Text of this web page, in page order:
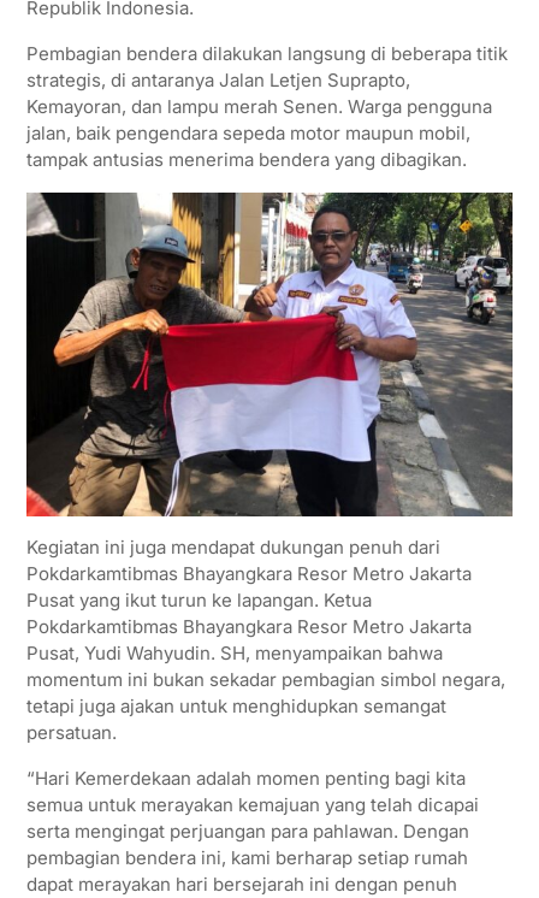
Republik Indonesia.
Pembagian bendera dilakukan langsung di beberapa titik
strategis, di antaranya Jalan Letjen Suprapto,
Kemayoran, dan lampu merah Senen. Warga pengguna
jalan, baik pengendara sepeda motor maupun mobil,
tampak antusias menerima bendera yang dibagikan.
Kegiatan ini juga mendapat dukungan penuh dari
Pokdarkamtibmas Bhayangkara Resor Metro Jakarta
Pusat yang ikut turun ke lapangan. Ketua
Pokdarkamtibmas Bhayangkara Resor Metro Jakarta
Pusat, Yudi Wahyudin. SH, menyampaikan bahwa
momentum ini bukan sekadar pembagian simbol negara,
tetapi juga ajakan untuk menghidupkan semangat
persatuan.
“Hari Kemerdekaan adalah momen penting bagi kita
semua untuk merayakan kemajuan yang telah dicapai
serta mengingat perjuangan para pahlawan. Dengan
pembagian bendera ini, kami berharap setiap rumah
dapat merayakan hari bersejarah ini dengan penuh